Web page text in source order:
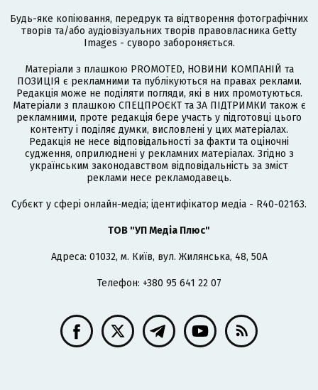
Будь-яке копіювання, передрук та відтворення фотографічних
творів та/або аудіовізуальних творів правовласника Getty
Images - суворо забороняється.
Матеріали з плашкою PROMOTED, НОВИНИ КОМПАНІЙ та
ПОЗИЦІЯ є рекламними та публікуються на правах реклами.
Редакція може не поділяти погляди, які в них промотуються.
Матеріали з плашкою СПЕЦПРОЄКТ та ЗА ПІДТРИМКИ також є
рекламними, проте редакція бере участь у підготовці цього
контенту і поділяє думки, висловлені у цих матеріалах.
Редакція не несе відповідальності за факти та оціночні
судження, оприлюднені у рекламних матеріалах. Згідно з
українським законодавством відповідальність за зміст
реклами несе рекламодавець.
Cубєкт у сфері онлайн-медіа; ідентифікатор медіа - R40-02163.
ТОВ "УП Медіа Плюс"
Адреса: 01032, м. Київ, вул. Жилянська, 48, 50А
Телефон: +380 95 641 22 07